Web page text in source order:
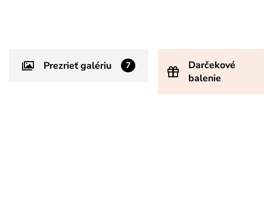
Prezrieť galériu 7
Darčekové
balenie